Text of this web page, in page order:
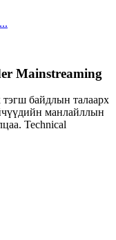
Mainstreaming
байдлын талаарх
манлайллын
Technical